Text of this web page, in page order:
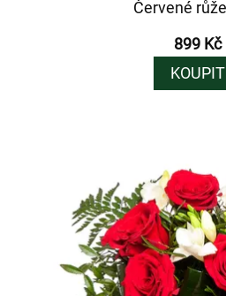
Červené
899 Kč
KOUPIT